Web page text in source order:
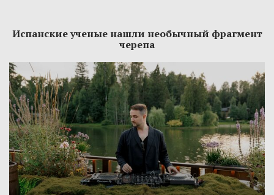
Испанские ученые нашли необычный фрагмент
черепа